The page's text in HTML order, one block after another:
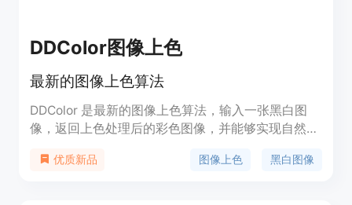
DDColor图像上色
最新的图像上色算法
DDColor 是最新的图像上色算法，输入一张黑白图
像，返回上色处理后的彩色图像，并能够实现自然生
一张黑白图像，实现端到端的全图上色，返回上色处
优质新品 图像上色 黑白图像